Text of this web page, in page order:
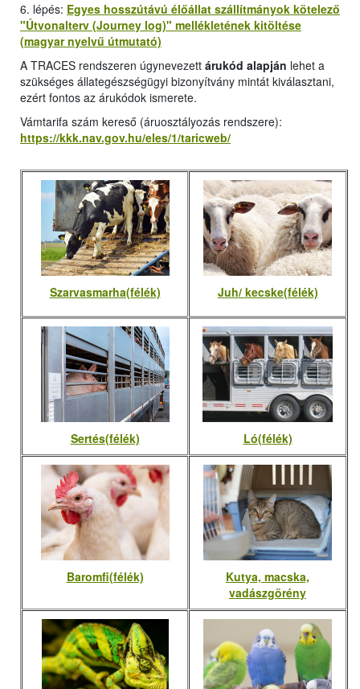
6. lépés: Egyes hosszútávú élőállat szállítmányok kötelező
"Útvonalterv (Journey log)" mellékletének kitöltése
(magyar nyelvű útmutató)
A TRACES rendszeren úgynevezett árukód alapján lehet a
szükséges állategészségügyi bizonyítvány mintát kiválasztani,
ezért fontos az árukódok ismerete.
Vámtarifa szám kereső (áruosztályozás rendszere):
https://kkk.nav.gov.hu/eles/1/taricweb/
Szarvasmarha(félék) Juh/ kecske(félék)
Sertés(félék) Ló(félék)
Baromfi(félék)
Kutya, macska,
vadászgörény